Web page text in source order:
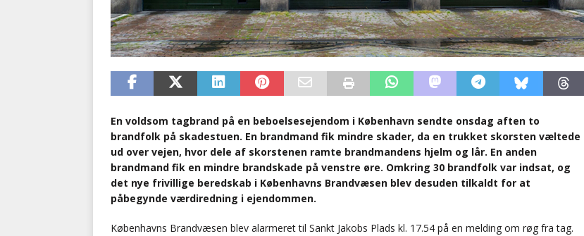
En voldsom tagbrand på en beboelsesejendom i København sendte onsdag aften to
brandfolk på skadestuen. En brandmand fik mindre skader, da en trukket skorsten væltede
ud over vejen, hvor dele af skorstenen ramte brandmandens hjelm og lår. En anden
brandmand fik en mindre brandskade på venstre øre. Omkring 30 brandfolk var indsat, og
det nye frivillige beredskab i Københavns Brandvæsen blev desuden tilkaldt for at
påbegynde værdiredning i ejendommen.
Københavns Brandvæsen blev alarmeret til Sankt Jakobs Plads kl. 17.54 på en melding om røg fra tag.